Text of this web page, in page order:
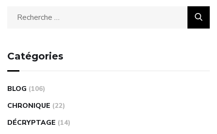
Catégories
BLOG (106)
CHRONIQUE (22)
DÉCRYPTAGE (14)